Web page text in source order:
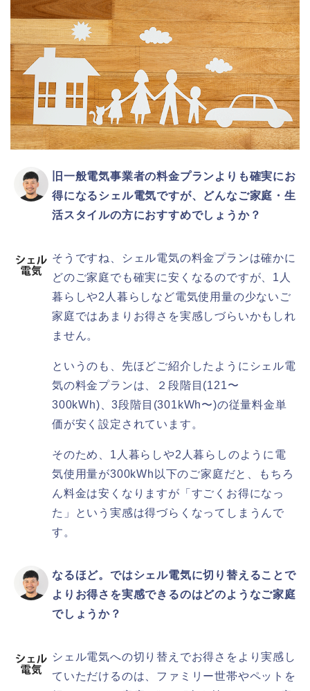
旧一般電気事業者の料金プランよりも確実にお
得になるシェル電気ですが、どんなご家庭・生
活スタイルの方におすすめでしょうか？
そうですね、シェル電気の料金プランは確かに
どのご家庭でも確実に安くなるのですが、1人
暮らしや2人暮らしなど電気使用量の少ないご
家庭ではあまりお得さを実感しづらいかもしれ
ません。
というのも、先ほどご紹介したようにシェル電
気の料金プランは、２段階目(121〜
300kWh)、3段階目(301kWh〜)の従量料金単
価が安く設定されています。
そのため、1人暮らしや2人暮らしのように電
気使用量が300kWh以下のご家庭だと、もちろ
ん料金は安くなりますが「すごくお得になっ
た」という実感は得づらくなってしまうんで
す。
なるほど。ではシェル電気に切り替えることで
よりお得さを実感できるのはどのようなご家庭
でしょうか？
シェル電気への切り替えでお得さをより実感し
ていただけるのは、ファミリー世帯やペットを